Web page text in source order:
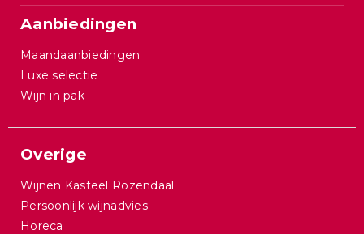
Aanbiedingen
Maandaanbiedingen
Luxe selectie
Wijn in pak
Overige
Wijnen Kasteel Rozendaal
Persoonlijk wijnadvies
Horeca